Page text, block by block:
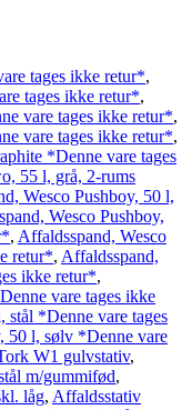
tages ikke retur*,
tages ikke retur*,
vare tages ikke retur*,
vare tages ikke retur*,
*Denne vare tages
55 l, grå, 2-rums
Wesco Pushboy, 50 l,
Wesco Pushboy,
, Affaldsspand, Wesco
retur*, Affaldsspand,
ikke retur*,
vare tages ikke
stål *Denne vare tages
50 l, sølv *Denne vare
W1 gulvstativ,
m/gummifød,
låg, Affaldsstativ